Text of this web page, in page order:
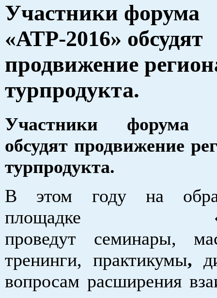
Участники форума
«АТР-2016» обсудят
продвижение
турпродукта.
Участники форума
обсудят продвижение
турпродукта.
В этом году на
площадке
проведут семинары,
тренинги, практикумы,
вопросам расширения